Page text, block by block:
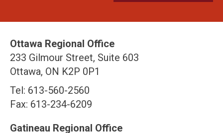
Ottawa Regional Office
233 Gilmour Street, Suite 603
Ottawa, ON K2P 0P1
Tel: 613-560-2560
Fax: 613-234-6209
Gatineau Regional Office